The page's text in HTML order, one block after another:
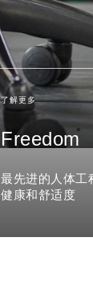
了解更多
Freedom
最先进的人体工
健康和舒适度